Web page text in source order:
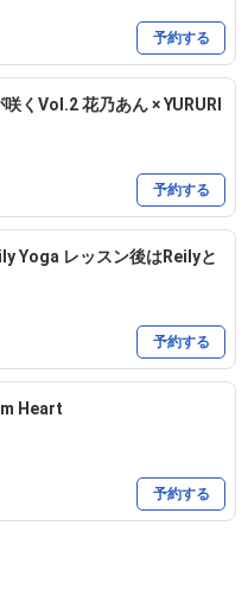
予約する
くVol.2 花乃あん × YURURI
予約する
Yoga レッスン後はReilyと
予約する
Heart
予約する